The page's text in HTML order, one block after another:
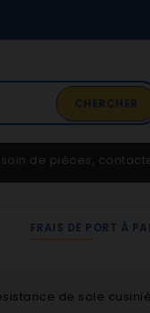
CHERCHER
02 41 65 37 52
Service client
de pièces,
FRAIS DE PORT À
de sole